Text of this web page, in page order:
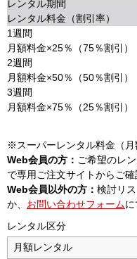
レンタル期間
レンタル料金（割引率）
1週間
月額料金×25％（75％割引）
2週間
月額料金×50％（50％割引）
3週間
月額料金×75％（25％割引）
※スーパーレンタル料金（月
Web会員の方： ご希望のレ
で専用ご注文サイトからご
Web会員以外の方： 検討リ
か、 お問い合わせフォーム
レンタル区分